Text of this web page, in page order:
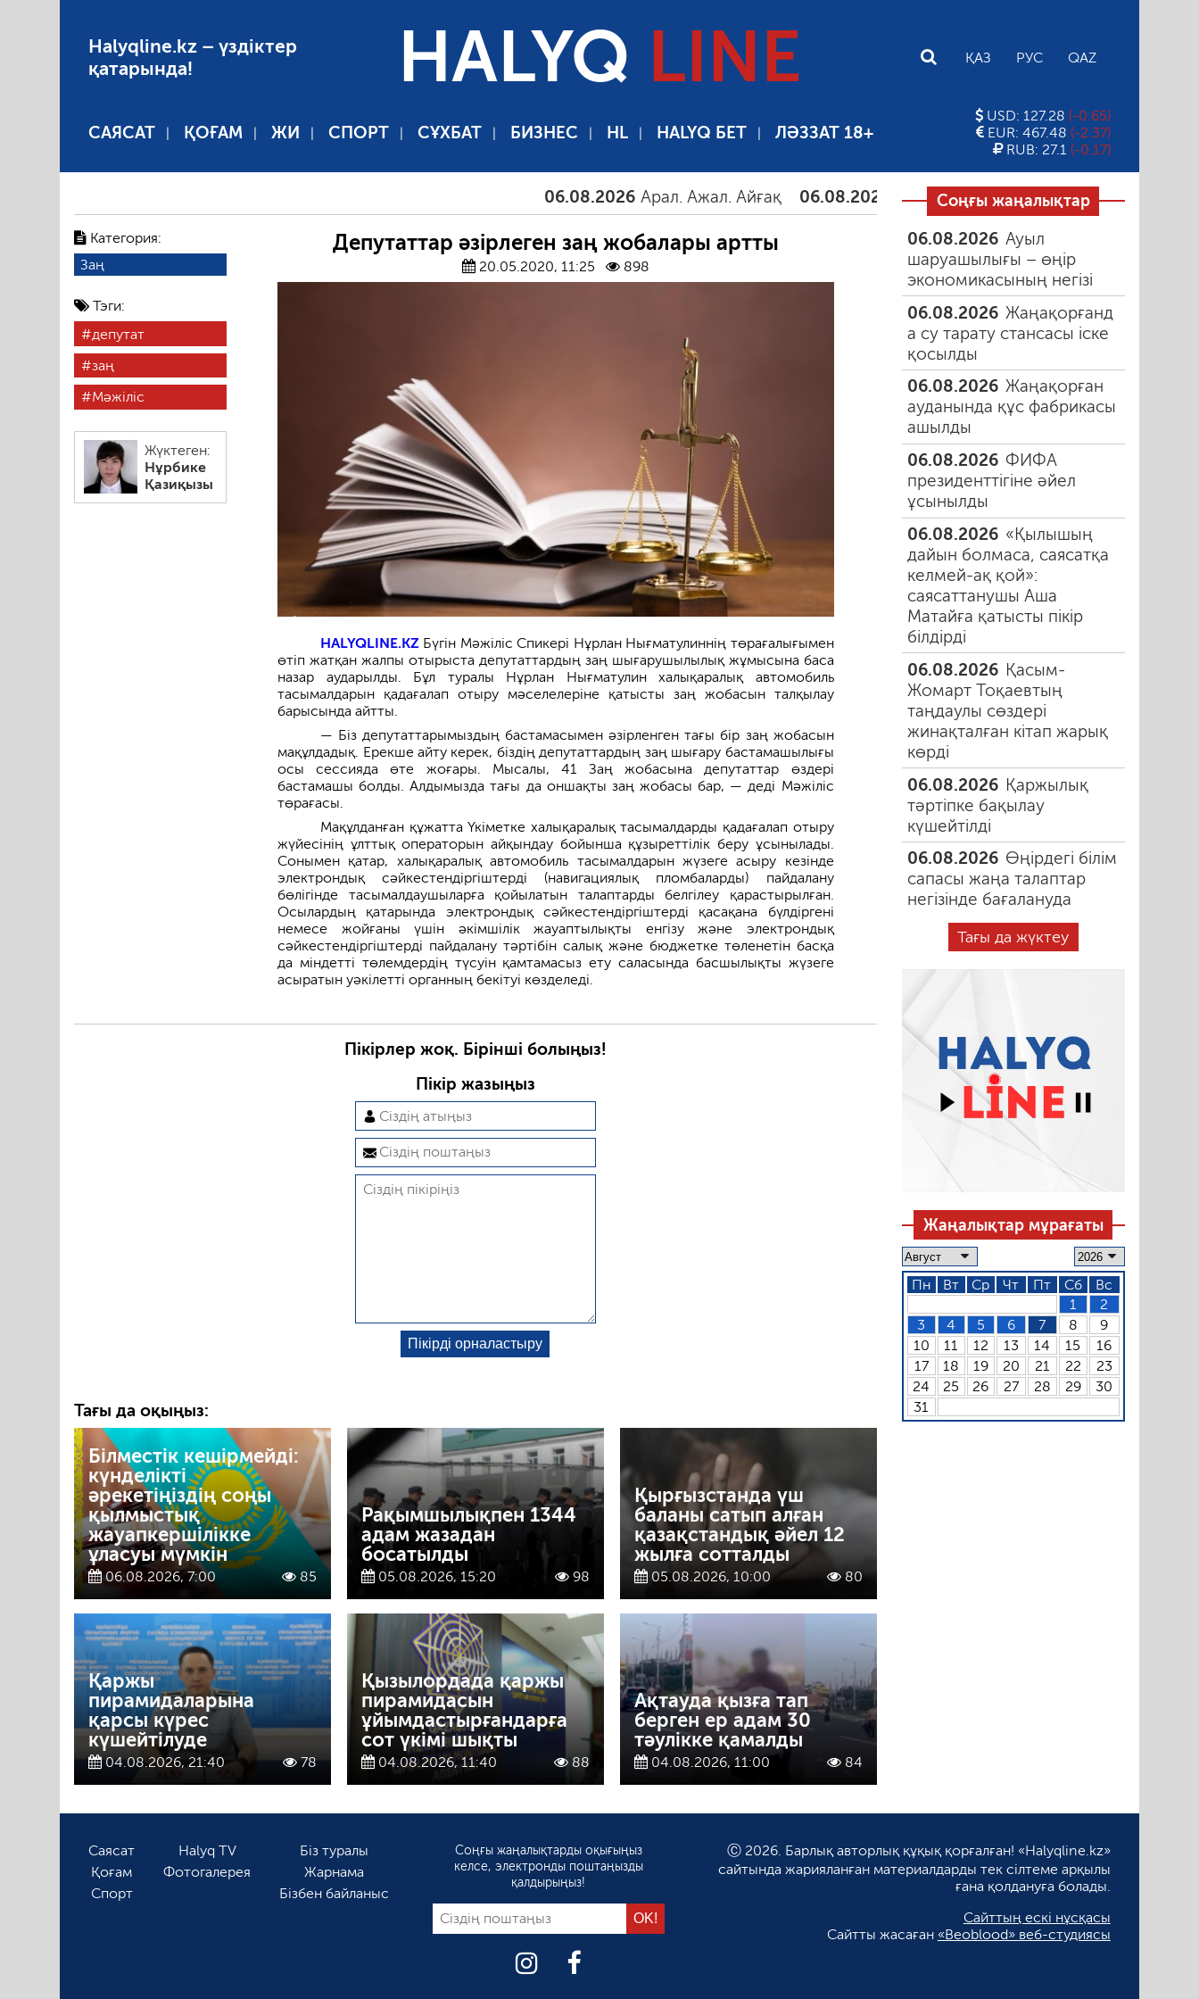
Halyqline.kz – үздіктер
қатарында!
HALYQ LINE ҚАЗ РУС QAZ
САЯСАТ ҚОҒАМ ЖИ СПОРТ СҰХБАТ БИЗНЕС HL HALYQ БЕТ ЛӘЗЗАТ 18+
USD: 127.28 (-0.65)
EUR: 467.48 (-2.37)
RUB: 27.1 (-0.17)
06.08.2026 Арал. Ажал. Айғақ 06.08.2026 Тамыздағы таңғы түтін 06.08.2026
Категория:
Заң
Тэги:
депутат
заң
Мәжіліс
Жүктеген:
Нұрбике
Қазиқызы
Депутаттар әзірлеген заң жобалары артты
20.05.2020, 11:25 898
HALYQLINE.KZ Бүгін Мәжіліс Спикері Нұрлан Нығматулиннің төрағалығымен
өтіп жатқан жалпы отырыста депутаттардың заң шығарушылылық жұмысына баса
назар аударылды. Бұл туралы Нұрлан Нығматулин халықаралық автомобиль
тасымалдарын қадағалап отыру мәселелеріне қатысты заң жобасын талқылау
барысында айтты.
— Біз депутаттарымыздың бастамасымен әзірленген тағы бір заң жобасын
мақұлдадық. Ерекше айту керек, біздің депутаттардың заң шығару бастамашылығы
осы сессияда өте жоғары. Мысалы, 41 Заң жобасына депутаттар өздері
бастамашы болды. Алдымызда тағы да оншақты заң жобасы бар, — деді Мәжіліс
төрағасы.
Мақұлданған құжатта Үкіметке халықаралық тасымалдарды қадағалап отыру
жүйесінің ұлттық операторын айқындау бойынша құзыреттілік беру ұсынылады.
Сонымен қатар, халықаралық автомобиль тасымалдарын жүзеге асыру кезінде
электрондық сәйкестендіргіштерді (навигациялық пломбаларды) пайдалану
бөлігінде тасымалдаушыларға қойылатын талаптарды белгілеу қарастырылған.
Осылардың қатарында электрондық сәйкестендіргіштерді қасақана бүлдіргені
немесе жойғаны үшін әкімшілік жауаптылықты енгізу және электрондық
сәйкестендіргіштерді пайдалану тәртібін салық және бюджетке төленетін басқа
да міндетті төлемдердің түсуін қамтамасыз ету саласында басшылықты жүзеге
асыратын уәкілетті органның бекітуі көзделеді.
Пікірлер жоқ. Бірінші болыңыз!
Пікір жазыңыз
Тағы да оқыңыз:
Білместік кешірмейді:
күнделікті
әрекетіңіздің соңы
қылмыстық
жауапкершілікке
ұласуы мүмкін
06.08.2026, 7:00 85
Рақымшылықпен 1344
адам жазадан
босатылды
05.08.2026, 15:20 98
Қырғызстанда үш
баланы сатып алған
қазақстандық әйел 12
жылға сотталды
05.08.2026, 10:00 80
Қаржы
пирамидаларына
қарсы күрес
күшейтілуде
04.08.2026, 21:40 78
Қызылордада қаржы
пирамидасын
ұйымдастырғандарға
сот үкімі шықты
04.08.2026, 11:40 88
Ақтауда қызға тап
берген ер адам 30
тәулікке қамалды
04.08.2026, 11:00 84
Соңғы жаңалықтар
06.08.2026 Ауыл
шаруашылығы – өңір
экономикасының негізі
06.08.2026 Жаңақорғанд
а су тарату стансасы іске
қосылды
06.08.2026 Жаңақорған
ауданында құс фабрикасы
ашылды
06.08.2026 ФИФА
президенттігіне әйел
ұсынылды
06.08.2026 «Қылышың
дайын болмаса, саясатқа
келмей-ақ қой»:
саясаттанушы Аша
Матайға қатысты пікір
білдірді
06.08.2026 Қасым-
Жомарт Тоқаевтың
таңдаулы сөздері
жинақталған кітап жарық
көрді
06.08.2026 Қаржылық
тәртіпке бақылау
күшейтілді
06.08.2026 Өңірдегі білім
сапасы жаңа талаптар
негізінде бағалануда
Тағы да жүктеу
Жаңалықтар мұрағаты
Пн Вт Ср Чт Пт Сб
Вс
1
2
3
4 5 6 7 8
9
10
11 12 13 14 15
16
17
18 19 20 21 22
23
24
25 26 27 28 29
30
31
Саясат
Қоғам
Спорт
Halyq TV
Фотогалерея
Біз туралы
Жарнама
Бізбен байланыс
Соңғы жаңалықтарды оқығыңыз
келсе, электронды поштаңызды
қалдырыңыз!
Ⓒ 2026. Барлық авторлық құқық қорғалған! «Halyqline.kz»
сайтында жарияланған материалдарды тек сілтеме арқылы
ғана қолдануға болады.
Сайттың ескі нұсқасы
Сайтты жасаған «Beoblood» веб-студиясы